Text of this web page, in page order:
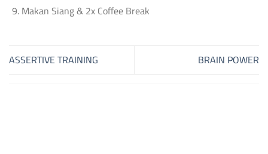
Makan Siang & 2x Coffee Break
ASSERTIVE TRAINING BRAIN POWER